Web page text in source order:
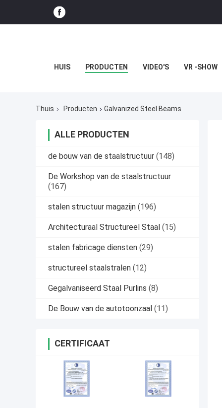
HUIS PRODUCTEN VIDEO'S VR -SHOW
Thuis Producten Galvanized Steel Beams
ALLE PRODUCTEN
de bouw van de staalstructuur (148)
De Workshop van de staalstructuur
(167)
stalen structuur magazijn (196)
Architecturaal Structureel Staal (15)
stalen fabricage diensten (29)
structureel staalstralen (12)
Gegalvaniseerd Staal Purlins (8)
De Bouw van de autotoonzaal (11)
CERTIFICAAT